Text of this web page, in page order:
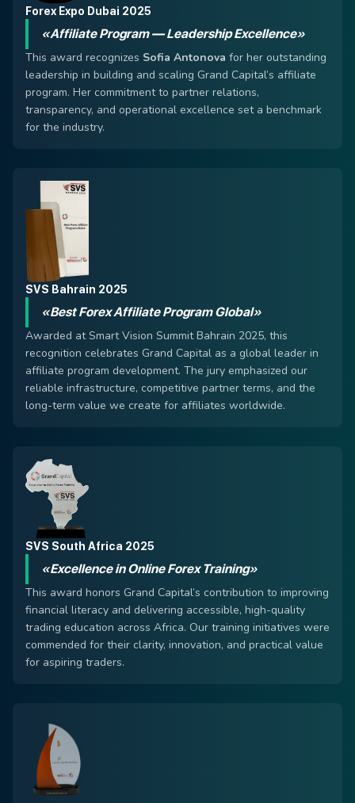
Forex Expo Dubai 2025
«Affiliate Program — Leadership Excellence»
This award recognizes Sofia Antonova for her outstanding
leadership in building and scaling Grand Capital’s affiliate
program. Her commitment to partner relations,
transparency, and operational excellence set a benchmark
for the industry.
SVS Bahrain 2025
«Best Forex Affiliate Program Global»
Awarded at Smart Vision Summit Bahrain 2025, this
recognition celebrates Grand Capital as a global leader in
affiliate program development. The jury emphasized our
reliable infrastructure, competitive partner terms, and the
long-term value we create for affiliates worldwide.
SVS South Africa 2025
«Excellence in Online Forex Training»
This award honors Grand Capital’s contribution to improving
financial literacy and delivering accessible, high-quality
trading education across Africa. Our training initiatives were
commended for their clarity, innovation, and practical value
for aspiring traders.